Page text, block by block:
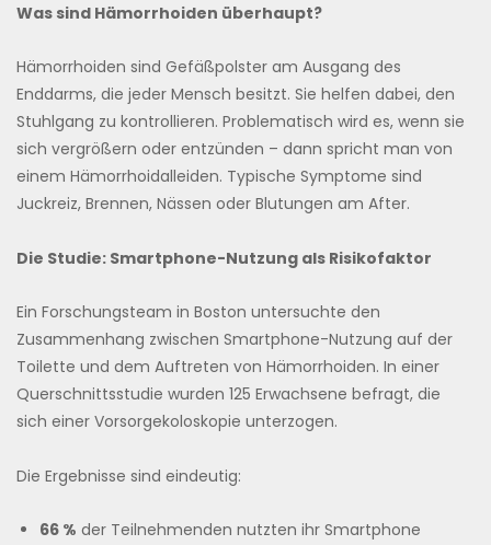
Was sind Hämorrhoiden überhaupt?
Hämorrhoiden sind Gefäßpolster am Ausgang des
Enddarms, die jeder Mensch besitzt. Sie helfen dabei, den
Stuhlgang zu kontrollieren. Problematisch wird es, wenn sie
sich vergrößern oder entzünden – dann spricht man von
einem Hämorrhoidalleiden. Typische Symptome sind
Juckreiz, Brennen, Nässen oder Blutungen am After.
Die Studie: Smartphone-Nutzung als Risikofaktor
Ein Forschungsteam in Boston untersuchte den
Zusammenhang zwischen Smartphone-Nutzung auf der
Toilette und dem Auftreten von Hämorrhoiden. In einer
Querschnittsstudie wurden 125 Erwachsene befragt, die
sich einer Vorsorgekoloskopie unterzogen.
Die Ergebnisse sind eindeutig:
66 % der Teilnehmenden nutzten ihr Smartphone